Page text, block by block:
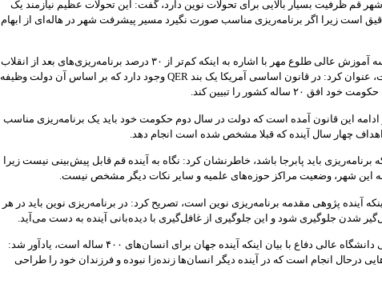
شهر قم ظرفیت بسیار بالایی برای تحولات نوین دارد، گفت: این تحولات عظیم نیازمند یک
است زیرا اگر برنامه‌ریزی مناسب صورت نگیرد مسیر پیشرفت شهر در هاله‌ای از ابهام
این استاد موسسه آموزش عالی طلوع مهر با اشاره به اینکه کم‌تر از ۳۰ درصد برنامه‌ریزی‌های بعد از انقلاب
محقق شده است، عنوان کرد: در قانون اساسی آمریکا یک بند QER وجود دارد که بر اساس آن دولت وظیفه
۲۰ ساله کشور را تبیین کند.
ادامه این قانون آمده است که دولت در سال دوم حکومت خود باید یک برنامه‌ریزی مناسب
چهار سال آینده که قبلا مشخص شده است انجام دهد.
برنامه‌ریزی باید پابرجا باشد، خاطرنشان کرد: نگاه به آینده قم قابل پیش‌بینی نیست زیرا
این شهر، وضعیت مراکز حوزه‌های علمیه و سایر نکات دیگر مشخص نیست.
آینده پژوهی مقدمه برنامه‌ریزی نوین است، تصریح کرد: در برنامه‌ریزی نوین باید در هر
شدن جلوگیری شود و این جلوگیری از غافل‌گیری با دیده‌بانی آینده به دست می‌آید.
عضو هیئت علمی دانشگاه عالی دفاع با بیان اینکه آینده جهان برای انسان‌های ۴۰۰ ساله است، یادآور شد:
درحال انجام است که در آینده دیگر انسان‌ها زنده‌زا نبوده و فرزندان خود را طراحی